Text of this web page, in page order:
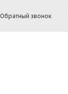
Обратный звонок